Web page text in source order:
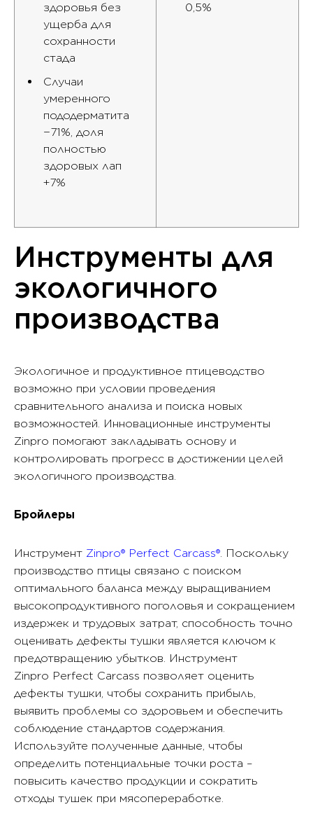
здоровья без
ущерба для
сохранности
стада
Случаи
умеренного
пододерматита
−71%, доля
полностью
здоровых лап
+7%
0,5%
Инструменты для
экологичного
производства
Экологичное и продуктивное птицеводство
возможно при условии проведения
сравнительного анализа и поиска новых
возможностей. Инновационные инструменты
Zinpro помогают закладывать основу и
контролировать прогресс в достижении целей
экологичного производства.
Бройлеры
Инструмент Zinpro® Perfect Carcass®. Поскольку
производство птицы связано с поиском
оптимального баланса между выращиванием
высокопродуктивного поголовья и сокращением
издержек и трудовых затрат, способность точно
оценивать дефекты тушки является ключом к
предотвращению убытков. Инструмент
Zinpro Perfect Carcass позволяет оценить
дефекты тушки, чтобы сохранить прибыль,
выявить проблемы со здоровьем и обеспечить
соблюдение стандартов содержания.
Используйте полученные данные, чтобы
определить потенциальные точки роста –
повысить качество продукции и сократить
отходы тушек при мясопереработке.